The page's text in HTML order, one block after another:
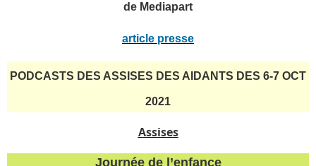
de Mediapart
article presse
PODCASTS DES ASSISES DES AIDANTS DES 6-7 OCT
2021
Assises
Journée de l’enfance